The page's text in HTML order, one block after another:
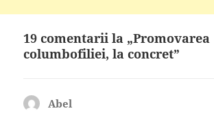
19 comentarii la „Promovarea
columbofiliei, la concret”
Abel